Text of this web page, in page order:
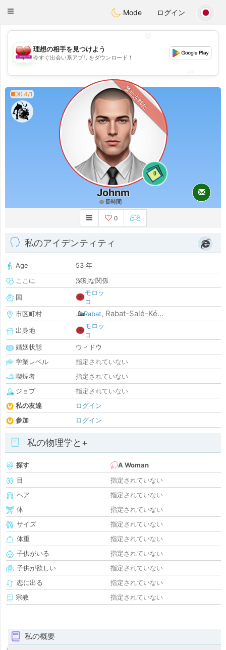
Maroc Dating
Toggle
Mode ログイン
💖
💕
理想の相手を見つけよう
今すぐ出会い系アプリをダウンロード！
0.4/1
0
禁止された
Johnm
長時間
0
私のアイデンティティ
Age
53 年
ここに
深刻な関係
国
モロッ
コ
市区町村
Rabat, Rabat-Salé-Ké...
出身地
モロッ
コ
婚姻状態
ウィドウ
学業レベル
指定されていない
喫煙者
指定されていない
ジョブ
指定されていない
私の友達
ログイン
参加
ログイン
私の物理学と+
探す
A Woman
目
指定されていない
ヘア
指定されていない
体
指定されていない
サイズ
指定されていない
体重
指定されていない
子供がいる
指定されていない
子供が欲しい
指定されていない
恋に出る
指定されていない
宗教
指定されていない
私の概要